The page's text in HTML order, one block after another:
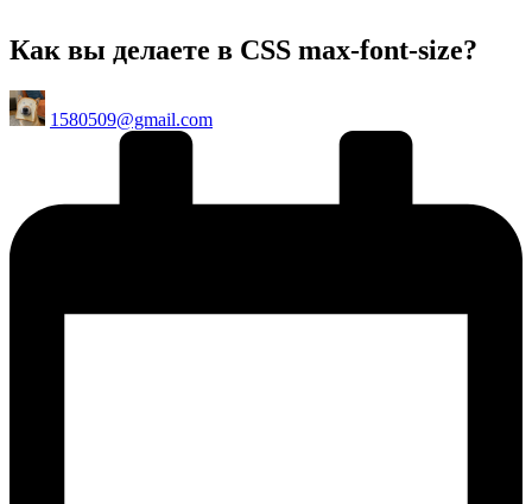
Как вы делаете в CSS max-font-size?
Posted
by
1580509@gmail.com